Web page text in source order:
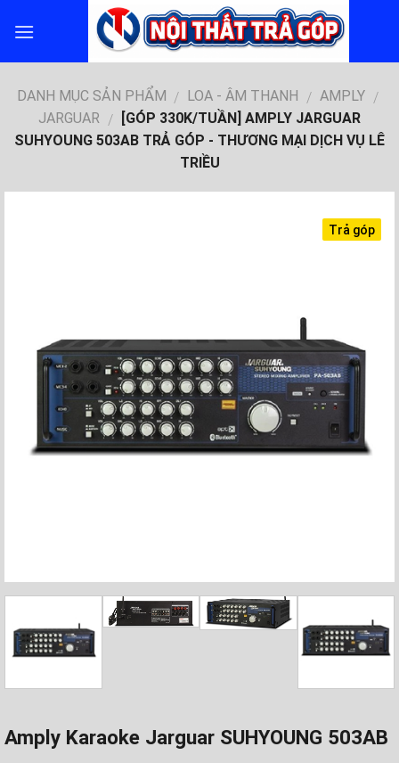
DANH MỤC SẢN PHẨM / LOA - ÂM THANH / AMPLY /
JARGUAR /
[GÓP 330K/TUẦN] AMPLY JARGUAR
SUHYOUNG 503AB TRẢ GÓP - THƯƠNG MẠI DỊCH VỤ LÊ
TRIỀU
Trả góp
Amply Karaoke Jarguar SUHYOUNG 503AB